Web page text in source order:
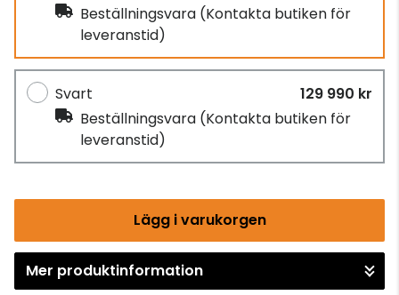
Beställningsvara (Kontakta butiken för
leveranstid)
Svart
129 990 kr
Beställningsvara (Kontakta butiken för
leveranstid)
Lägg i varukorgen
Gå till kassan
Mer produktinformation